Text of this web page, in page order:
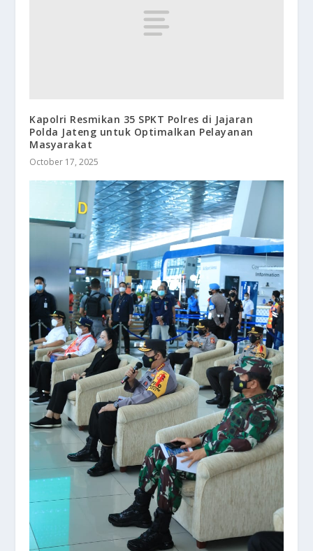
Kapolri Resmikan 35 SPKT Polres di Jajaran
Polda Jateng untuk Optimalkan Pelayanan
Masyarakat
October 17, 2025